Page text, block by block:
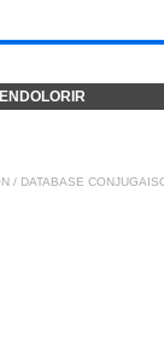
/ DATABASE